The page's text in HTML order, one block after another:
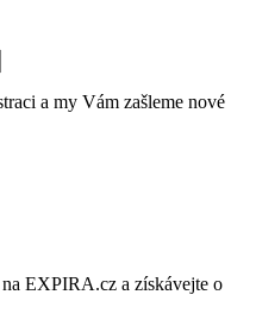
a my Vám zašleme nové
EXPIRA.cz a získávejte o